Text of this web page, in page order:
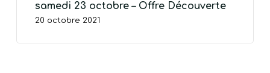
samedi 23 octobre – Offre Découverte
20 octobre 2021